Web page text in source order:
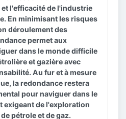
l'efficacité de l'industrie
En minimisant les risques
déroulement des
permet aux
dans le monde difficile
et gazière avec
Au fur et à mesure
la redondance restera
pour naviguer dans le
exigeant de l'exploration
pétrole et de gaz.